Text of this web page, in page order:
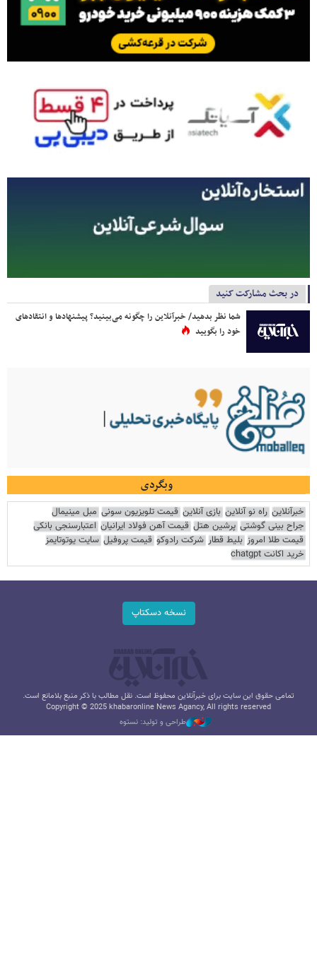
در بحث مشارکت کنید
شما نظر بدهید/ خبرآنلاین را چگونه می‌بینید؟ پیشنهادها و انتقادهای
خود را بگویید
وبگردی
خبرآنلاین راه نو آنلاین بازی آنلاین قیمت تلویزیون سونی مبل مینیمال
جراح بینی گوشتی پرشین هتل قیمت آهن فولاد ایرانیان اعتبارسنجی بانکی
قیمت طلا امروز بلیط قطار شرکت رادوکو قیمت پروفیل سایت یوتوتایمز
خرید اکانت chatgpt
نسخه دسکتاپ
تمامی حقوق این سایت برای خبرآنلاین محفوظ است. نقل مطالب با ذکر منبع بلامانع است.
Copyright © 2025 khabaronline News Agancy, All rights reserved
طراحی و تولید: نستوه